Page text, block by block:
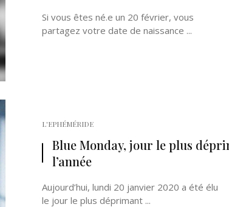
Si vous êtes né.e un 20 février, vous
partagez votre date de naissance ...
L'EPHÉMÉRIDE
Blue Monday, jour le plus
l’année
Aujourd’hui, lundi 20 janvier 2020 a été élu
le jour le plus déprimant ...